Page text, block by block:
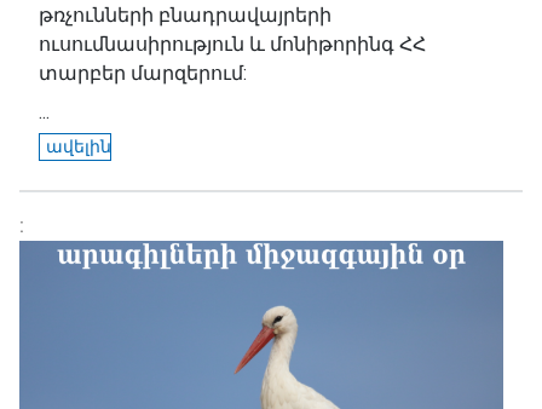
թռչունների բնադրավայրերի
ուսումնասիրություն և մոնիթորինգ ՀՀ
տարբեր մարզերում:
...
ավելին